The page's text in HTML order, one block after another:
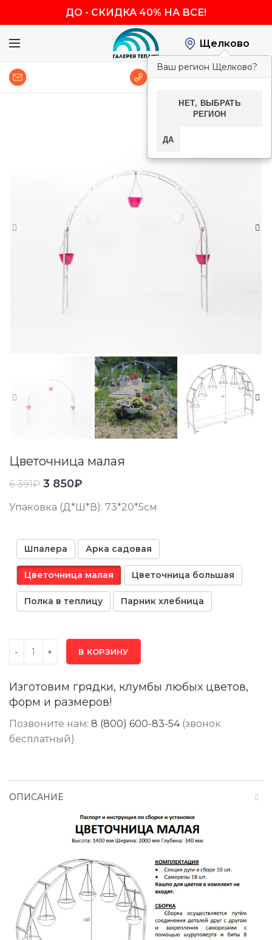
ДО - СКИДКА 40% НА ВСЕ!
Щелково
Ваш регион Щелково?
НЕТ, ВЫБРАТЬ
РЕГИОН
ДА
Цветочница малая
6 391₽ 3 850₽
Упаковка (Д*Ш*В): 73*20*5см
Шпалера Арка садовая
Цветочница малая Цветочница большая
Полка в теплицу Парник хлебница
В КОРЗИНУ
Изготовим грядки, клумбы любых цветов,
форм и размеров!
Позвоните нам: 8 (800) 600-83-54(звонок
бесплатный)
ОПИСАНИЕ